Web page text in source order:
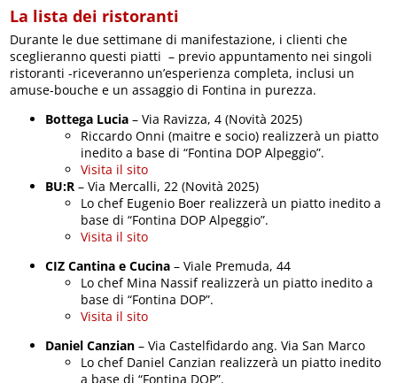
La lista dei ristoranti
Durante le due settimane di manifestazione, i clienti che
sceglieranno questi piatti – previo appuntamento nei singoli
ristoranti -riceveranno un’esperienza completa, inclusi un
amuse-bouche e un assaggio di Fontina in purezza.
Bottega Lucia – Via Ravizza, 4 (Novità 2025)
Riccardo Onni (maitre e socio) realizzerà un piatto
inedito a base di “Fontina DOP Alpeggio”.
Visita il sito
BU:R – Via Mercalli, 22 (Novità 2025)
Lo chef Eugenio Boer realizzerà un piatto inedito a
base di “Fontina DOP Alpeggio”.
Visita il sito
CIZ Cantina e Cucina – Viale Premuda, 44
Lo chef Mina Nassif realizzerà un piatto inedito a
base di “Fontina DOP”.
Visita il sito
Daniel Canzian – Via Castelfidardo ang. Via San Marco
Lo chef Daniel Canzian realizzerà un piatto inedito
a base di “Fontina DOP”.